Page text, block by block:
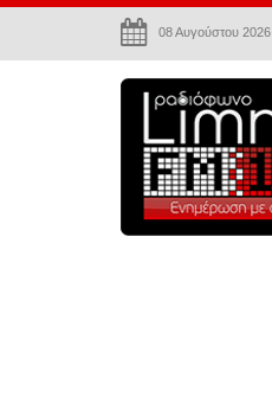
08 Αυγούστου 2026